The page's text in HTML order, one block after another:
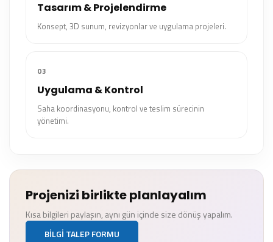
Tasarım & Projelendirme
Konsept, 3D sunum, revizyonlar ve uygulama projeleri.
03
Uygulama & Kontrol
Saha koordinasyonu, kontrol ve teslim sürecinin
yönetimi.
Projenizi birlikte planlayalım
Kısa bilgileri paylaşın, aynı gün içinde size dönüş yapalım.
BILGI TALEP FORMU